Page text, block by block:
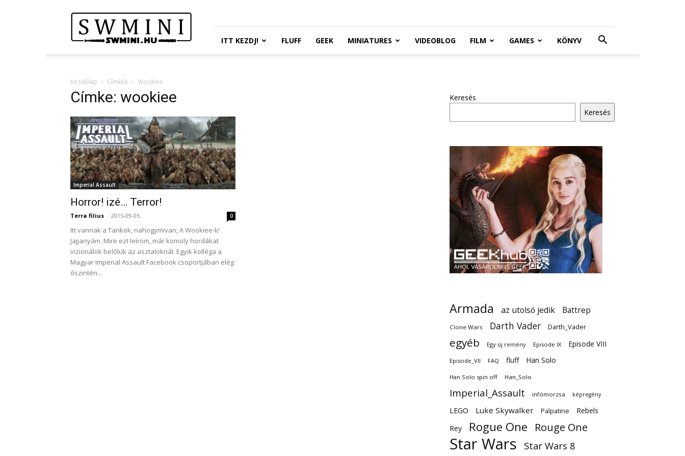
Wars
Miniatures
Portál
ITT KEZDJ! FLUFF GEEK MINIATURES VIDEOBLOG FILM GAMES KÖNYV
Kezdőlap Címkék Wookiee
Címke: wookiee
Imperial Assault
Horror! izé… Terror!
Terra filius - 2015-09-05 0
Itt vannak a Tankok, nahogymivan, A Wookiee-k!
Jajjanyám. Mire ezt leírom, már komoly hordákat
vizionálok belőlük az asztaloknál. Egyik kolléga a
Magyar Imperial Assault Facebook csoportjában elég
őszintén...
Keresés
Keresés
Armada az utolsó jedik Battrep
Clone Wars Darth Vader Darth_Vader
egyéb Egy új remény Episode IX Episode VIII
Episode_VII FAQ fluff Han Solo
Han Solo spin off Han_Solo
Imperial_Assault infómorzsa képregény
LEGO Luke Skywalker Palpatine
Rebels
Rey
Rogue One Rouge One
Star Wars Star Wars 8